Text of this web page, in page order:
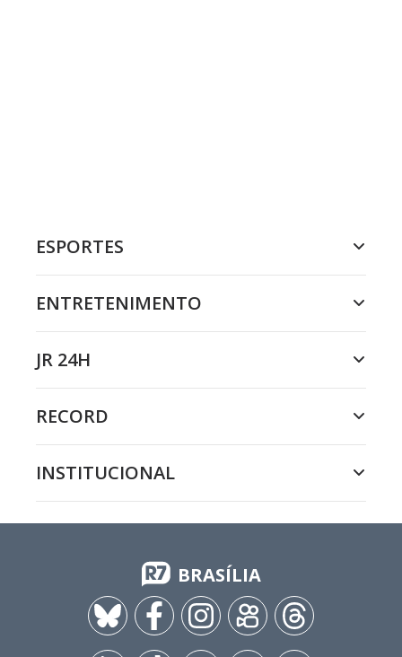
ESPORTES
ENTRETENIMENTO
JR 24H
RECORD
INSTITUCIONAL
BRASÍLIA